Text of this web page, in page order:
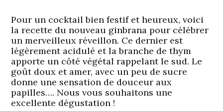
Pour un cocktail bien festif et heureux, voici
la recette du nouveau ginbrana pour célébrer
un merveilleux réveillon. Ce dernier est
légèrement acidulé et la branche de thym
apporte un côté végétal rappelant le sud. Le
goût doux et amer, avec un peu de sucre
donne une sensation de douceur aux
papilles…. Nous vous souhaitons une
excellente dégustation !